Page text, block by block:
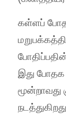
கள்ளப்
இது போதக
மூன்றாவது